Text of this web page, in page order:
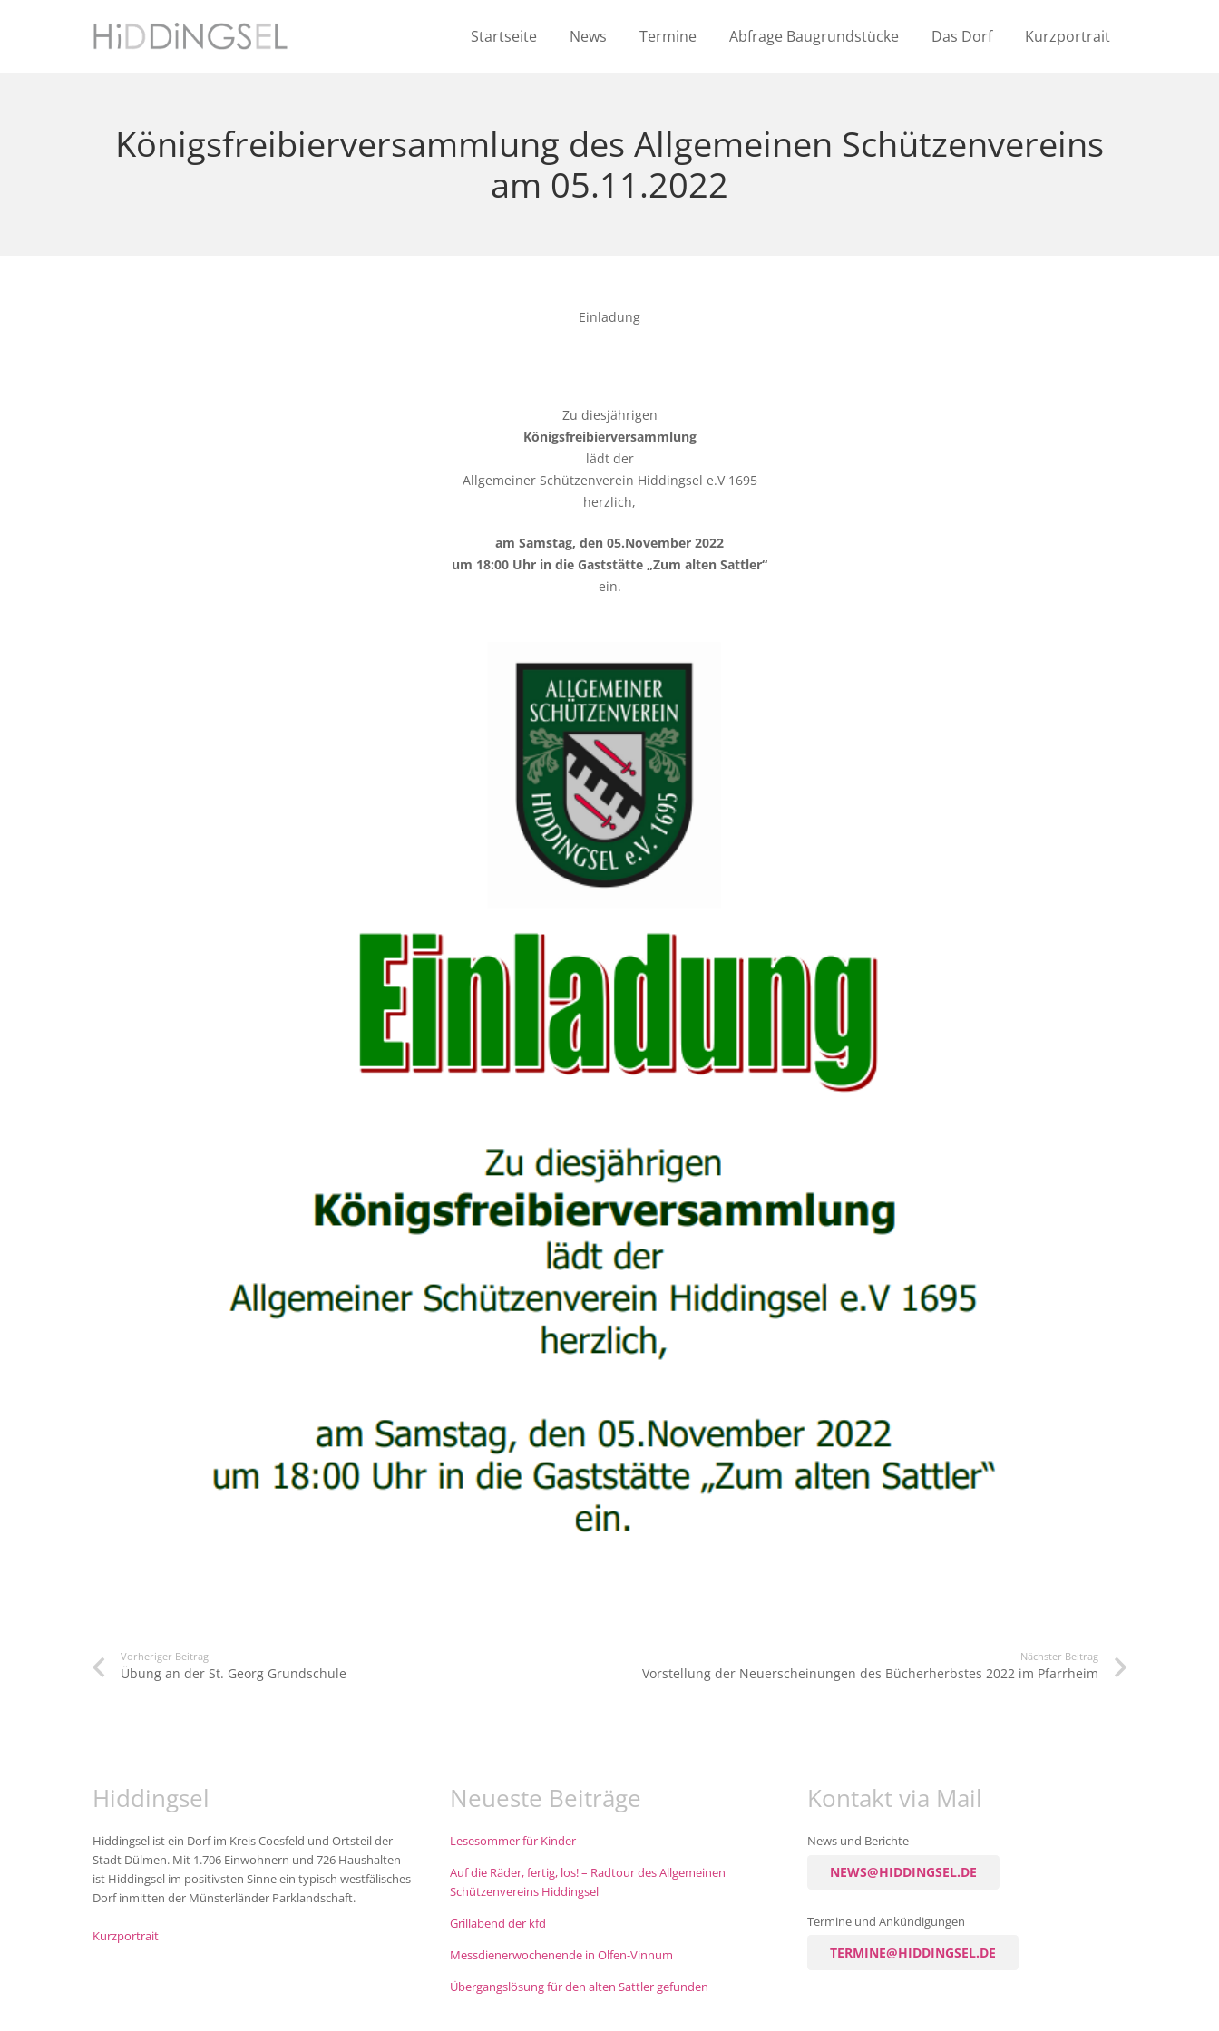
Startseite News Termine Abfrage Baugrundstücke Das Dorf Kurzportrait
Königsfreibierversammlung des Allgemeinen Schützenvereins
am 05.11.2022
Einladung
Zu diesjährigen
Königsfreibierversammlung
lädt der
Allgemeiner Schützenverein Hiddingsel e.V 1695
herzlich,
am Samstag, den 05.November 2022
um 18:00 Uhr in die Gaststätte „Zum alten Sattler“
ein.
Vorheriger Beitrag
Übung an der St. Georg Grundschule
Nächster Beitrag
Vorstellung der Neuerscheinungen des Bücherherbstes 2022 im Pfarrheim
Hiddingsel
Hiddingsel ist ein Dorf im Kreis Coesfeld und Ortsteil der
Stadt Dülmen. Mit 1.706 Einwohnern und 726 Haushalten
ist Hiddingsel im positivsten Sinne ein typisch westfälisches
Dorf inmitten der Münsterländer Parklandschaft.
Kurzportrait
Neueste Beiträge
Lesesommer für Kinder
Auf die Räder, fertig, los! – Radtour des Allgemeinen
Schützenvereins Hiddingsel
Grillabend der kfd
Messdienerwochenende in Olfen-Vinnum
Übergangslösung für den alten Sattler gefunden
Kontakt via Mail
News und Berichte
NEWS@HIDDINGSEL.DE
Termine und Ankündigungen
TERMINE@HIDDINGSEL.DE